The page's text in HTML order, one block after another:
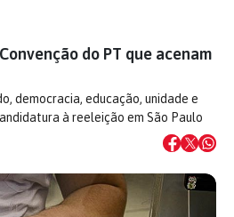
do PT que acenam
democracia, educação, unidade e
à reeleição em São Paulo